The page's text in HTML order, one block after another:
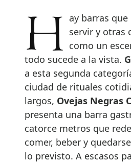
Hay barras que existen para servir y otras
como un
todo sucede a la vista.
a esta segunda
ciudad de rituales
largos, Ovejas Negras
presenta una barra
catorce metros que
comer, beber y
lo previsto. A escasos